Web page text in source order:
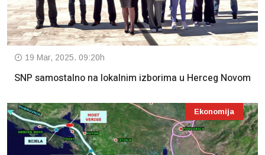
19 Mar, 2025. 09:20h
SNP samostalno na lokalnim izborima u Herceg Novom
Ekonomija